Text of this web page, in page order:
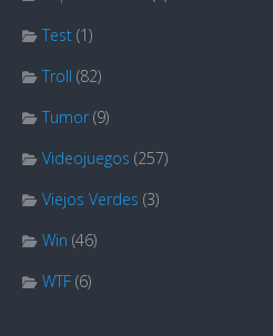
Test (1)
Troll (82)
Tumor (9)
Videojuegos (257)
Viejos Verdes (3)
Win (46)
WTF (6)